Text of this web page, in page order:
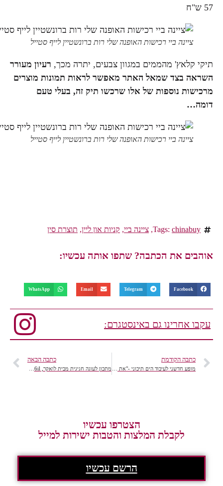
ציינה ביי רכישות האופנה שלי רות ברונשטיין לייף סטייל
תיקי קלאץ' מהממים במגוון צבעים, יתרה מכך,רעיון מעורר
השראה בצד שמאל האתר מאפשר לראות תמונות מוצרים
מרכישות נוספות של אלו שרכשו תיק זה, בעלי טעם
דומה…
ציינה ביי רכישות האופנה שלי רות ברונשטיין לייף סטייל
Tags:chinabuy
,ציינה ביי ,קניות און ליין ,תוצרת סין
אוהבים את הכתבה? שתפו אותה עכשיו:
Facebook
Telegram
Email
WhatsApp
עקבו אחרינו גם באינסטגרם:
כתבה הקודמת
מופע חדשני לעיבוד הים תיכוני -"את לי לילה" – משירי זוהר ארגוב
כתבה הבאה
מתכון לעוגה חגיגית מבית לואקר, 106il מתכונים
הצטרפו עכשיו
לקבלת המלצות והטבות ישירות למייל
הרשם עכשיו